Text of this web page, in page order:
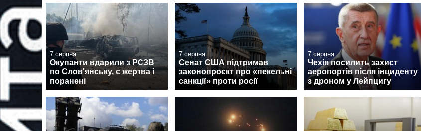
7 серпня
Окупанти вдарили з РСЗВ
по Слов'янську, є жертва і
поранені
7 серпня
Сенат США підтримав
законопроєкт про «пекельні
санкції» проти росії
7 серпня
Чехія посилить захист
аеропортів після інциденту
з дроном у Лейпцигу